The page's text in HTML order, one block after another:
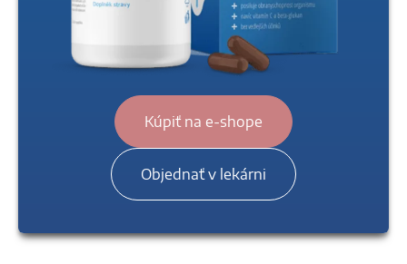
Kúpiť na e-shope
Objednať v lekárni